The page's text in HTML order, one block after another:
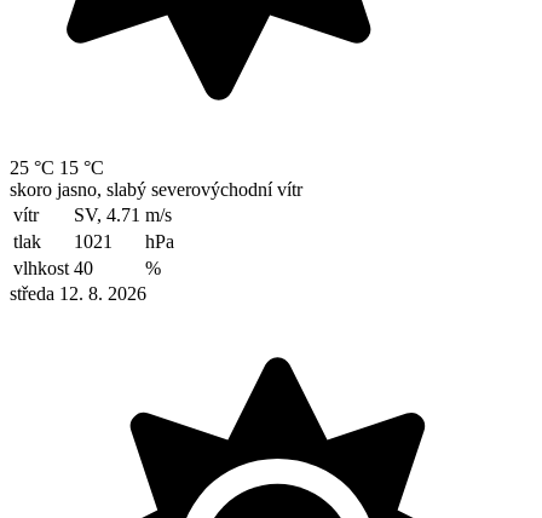
25 °C 15 °C
skoro jasno, slabý severovýchodní vítr
vítr
SV, 4.71 m/s
tlak
1021
hPa
vlhkost 40
%
středa 12. 8. 2026